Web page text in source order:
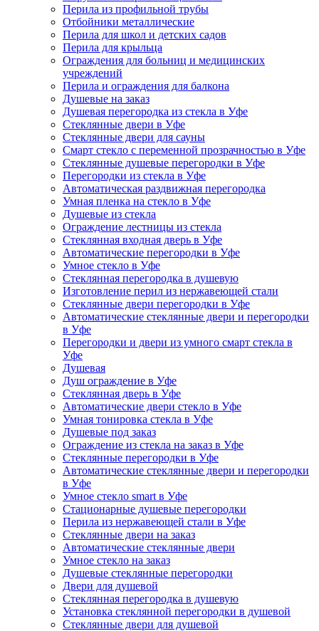
Перила из профильной трубы
Отбойники металлические
Перила для школ и детских садов
Перила для крыльца
Ограждения для больниц и медицинских
учреждений
Перила и ограждения для балкона
Душевые на заказ
Душевая перегородка из стекла в Уфе
Стеклянные двери в Уфе
Стеклянные двери для сауны
Смарт стекло с переменной прозрачностью в Уфе
Стеклянные душевые перегородки в Уфе
Перегородки из стекла в Уфе
Автоматическая раздвижная перегородка
Умная пленка на стекло в Уфе
Душевые из стекла
Ограждение лестницы из стекла
Стеклянная входная дверь в Уфе
Автоматические перегородки в Уфе
Умное стекло в Уфе
Стеклянная перегородка в душевую
Изготовление перил из нержавеющей стали
Стеклянные двери перегородки в Уфе
Автоматические стеклянные двери и перегородки
в Уфе
Перегородки и двери из умного смарт стекла в
Уфе
Душевая
Душ ограждение в Уфе
Стеклянная дверь в Уфе
Автоматические двери стекло в Уфе
Умная тонировка стекла в Уфе
Душевые под заказ
Ограждение из стекла на заказ в Уфе
Стеклянные перегородки в Уфе
Автоматические стеклянные двери и перегородки
в Уфе
Умное стекло smart в Уфе
Стационарные душевые перегородки
Перила из нержавеющей стали в Уфе
Стеклянные двери на заказ
Автоматические стеклянные двери
Умное стекло на заказ
Душевые стеклянные перегородки
Двери для душевой
Стеклянная перегородка в душевую
Установка стеклянной перегородки в душевой
Стеклянные двери для душевой